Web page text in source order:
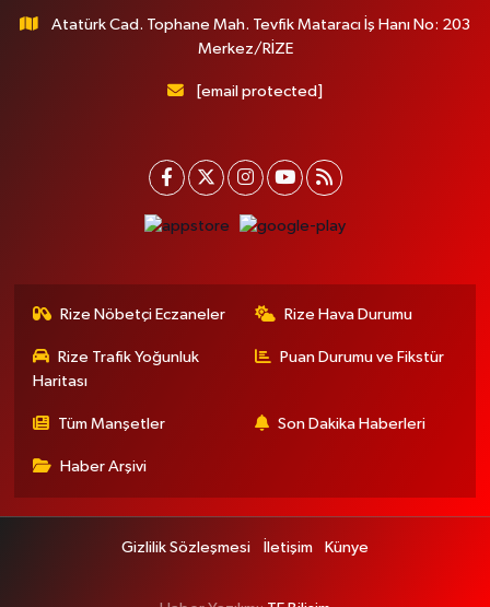
Atatürk Cad. Tophane Mah. Tevfik Mataracı İş Hanı No: 203
Merkez/RİZE
[email protected]
Rize Nöbetçi Eczaneler Rize Hava Durumu
Rize Trafik Yoğunluk
Haritası
Puan Durumu ve Fikstür
Tüm Manşetler Son Dakika Haberleri
Haber Arşivi
Gizlilik Sözleşmesi İletişim Künye